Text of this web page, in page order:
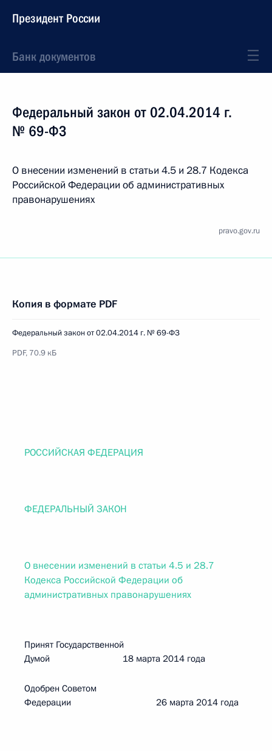
Президент России
Банк документов
Федеральный закон от 02.04.2014 г.
№ 69-ФЗ
О внесении изменений в статьи 4.5 и 28.7 Кодекса
Российской Федерации об административных
правонарушениях
pravo.gov.ru
Копия в формате PDF
Федеральный закон от 02.04.2014 г. № 69-ФЗ
PDF, 70.9 кБ
РОССИЙСКАЯ ФЕДЕРАЦИЯ
ФЕДЕРАЛЬНЫЙ ЗАКОН
О внесении изменений в статьи 4.5 и 28.7
Кодекса Российской Федерации об
административных правонарушениях
Принят Государственной
Думой 18 марта 2014 года
Одобрен Советом
Федерации 26 марта 2014 года